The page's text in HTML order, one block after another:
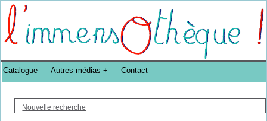
Bibliothèque DoucheFLUX Bibliotheek -->
Nouvelle recherche
Catalogue Autres médias Contact